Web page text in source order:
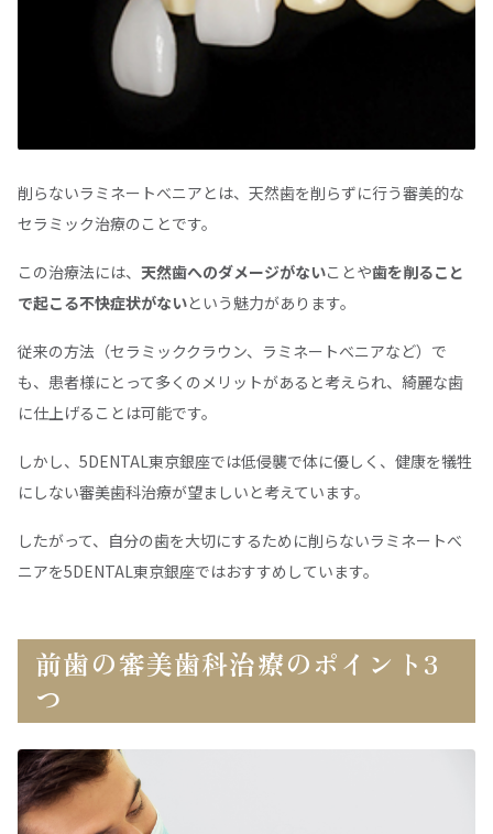
削らないラミネートべニアとは、天然歯を削らずに行う審美的な
セラミック治療のことです。
この治療法には、 天然歯へのダメージがないことや歯を削ること
で起こる不快症状がないという魅力があります。
従来の方法（セラミッククラウン、ラミネートべニアなど）で
も、患者様にとって多くのメリットがあると考えられ、綺麗な歯
に仕上げることは可能です。
しかし、5DENTAL東京銀座では低侵襲で体に優しく、健康を犠牲
にしない審美歯科治療が望ましいと考えています。
したがって、自分の歯を大切にするために削らないラミネートべ
ニアを5DENTAL東京銀座ではおすすめしています。
前歯の審美歯科治療のポイント3
つ